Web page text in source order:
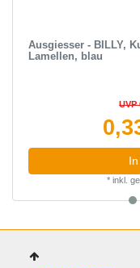
Ausgiesser - BILLY,
Lamellen, blau
UVP
* inkl.